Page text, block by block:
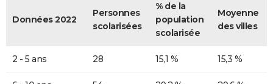
Données 2022
Personnes
scolarisées
% de la
population
scolarisée
Moyenne
des villes
2 - 5 ans 28 15,1 % 15,3 %